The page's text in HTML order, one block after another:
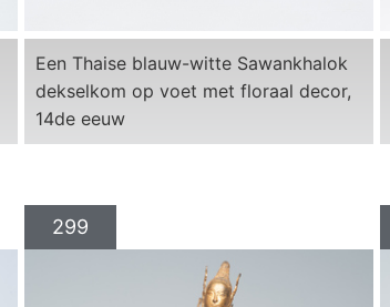
Een Thaise blauw-witte Sawankhalok
dekselkom op voet met floraal decor,
14de eeuw
299